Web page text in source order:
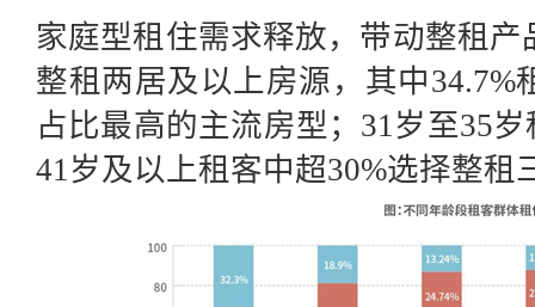
家庭型租住需求释放，带动整租产
整租两居及以上房源，其中
占比最高的主流房型；31岁至35
41岁及以上租客中超30%选择整租